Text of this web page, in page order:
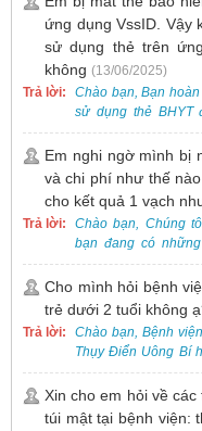
xếp thời gian phù
ứng dụng VssID. Vậy
sử dụng thẻ trên
không (13/06/2025)
Trả lời:
Chào bạn, Bạn
sử dụng thẻ BHYT
trên ứng dụng
khám và không cần
thẻ giấy.
Em nghi ngờ mình bị
và chi phí như thế
cho kết quả 1 vạch
Trả lời:
Chào bạn, Chúng
bạn đang có
nguy cơ nhiễm
viện Việt Nam -
Bí, chúng tôi cung
vụ thăm khám và
chuyên sâu để
HPV và tầm soát
Cho mình hỏi bệnh
trẻ dưới 2 tuổi không
Trả lời:
Chào bạn, Bệnh
Thụy Điển Uông Bí
khai dịch vụ tiêm
dưới 2 tuổi.
Xin cho em hỏi về
túi mật tại bệnh viện: